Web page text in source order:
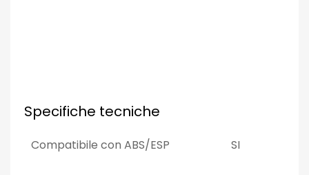
Specifiche tecniche
Compatibile con ABS/ESP SI